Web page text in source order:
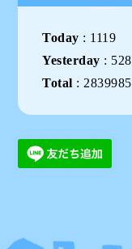
Today : 1119
Yesterday : 528
Total : 2839985